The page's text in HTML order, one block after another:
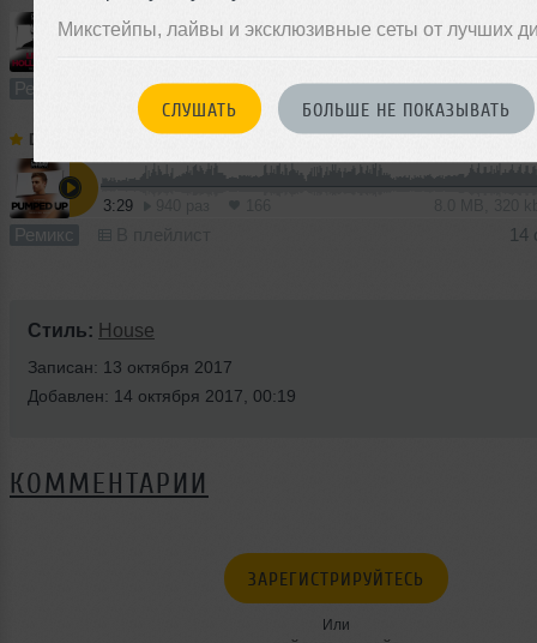
Микстейпы, лайвы и эксклюзивные сеты от лучших
СЛУШАТЬ БОЛЬШЕ НЕ ПОКАЗЫВАТЬ
Ремикс В плейлист 14
Denis First Klingande - Pumped Up (Denis First Remix)
3:29
Ремикс 14
Стиль: House
Записан: 13 октября 2017
Добавлен: 14 октября 2017, 00:19
КОММЕНТАРИИ
ЗАРЕГИСТРИРУЙТЕСЬ
Или